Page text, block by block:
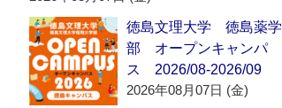
徳島文理大学 徳島薬学
部 オープンキャンパ
ス 2026/08-2026/09
2026年08月07日 (金)